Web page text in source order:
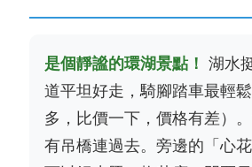
是個靜謐的環湖景點！ 湖水
道平坦好走，騎腳踏車最輕
多，比價一下，價格有差）
有吊橋連過去。旁邊的「心